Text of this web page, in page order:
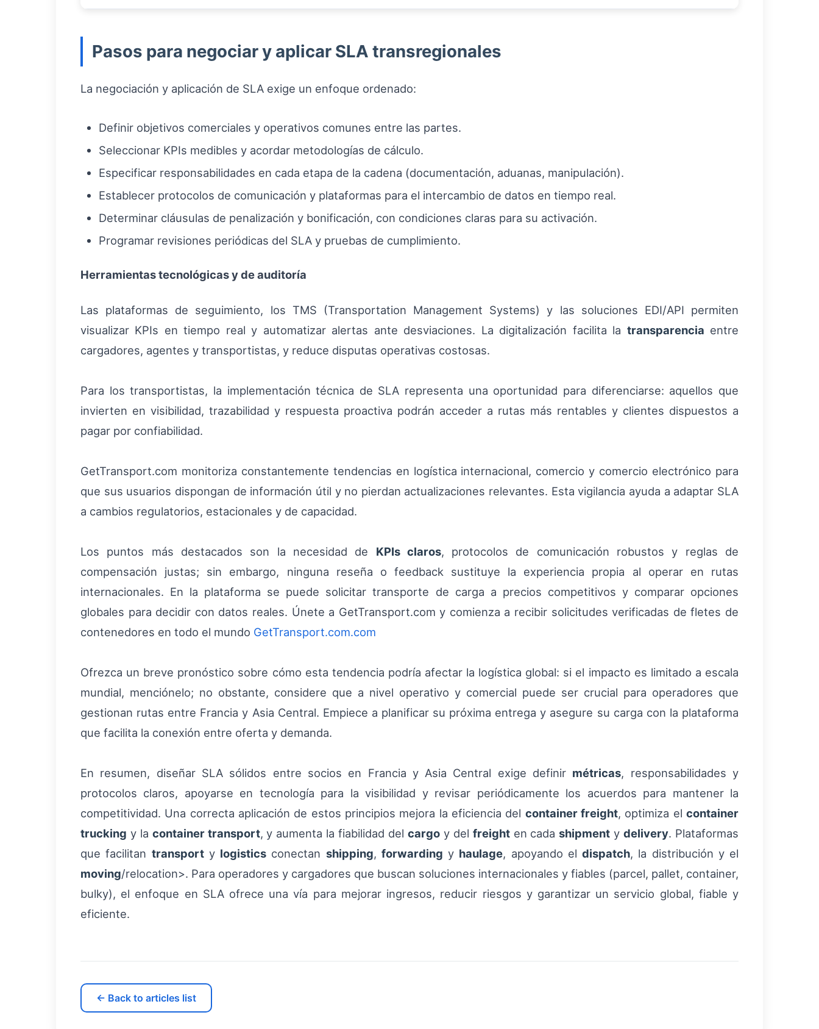
Pasos para negociar y aplicar SLA transregionales
La negociación y aplicación de SLA exige un enfoque ordenado:
Definir objetivos comerciales y operativos comunes entre las partes.
Seleccionar KPIs medibles y acordar metodologías de cálculo.
Especificar responsabilidades en cada etapa de la cadena (documentación, aduanas, manipulación).
Establecer protocolos de comunicación y plataformas para el intercambio de datos en tiempo real.
Determinar cláusulas de penalización y bonificación, con condiciones claras para su activación.
Programar revisiones periódicas del SLA y pruebas de cumplimiento.
Herramientas tecnológicas y de auditoría
Las plataformas de seguimiento, los TMS (Transportation Management Systems) y las soluciones EDI/API permiten
visualizar KPIs en tiempo real y automatizar alertas ante desviaciones. La digitalización facilita la transparencia entre
cargadores, agentes y transportistas, y reduce disputas operativas costosas.
Para los transportistas, la implementación técnica de SLA representa una oportunidad para diferenciarse: aquellos que
invierten en visibilidad, trazabilidad y respuesta proactiva podrán acceder a rutas más rentables y clientes dispuestos a
pagar por confiabilidad.
GetTransport.com monitoriza constantemente tendencias en logística internacional, comercio y comercio electrónico para
que sus usuarios dispongan de información útil y no pierdan actualizaciones relevantes. Esta vigilancia ayuda a adaptar SLA
a cambios regulatorios, estacionales y de capacidad.
Los puntos más destacados son la necesidad de KPIs claros, protocolos de comunicación robustos y reglas de
compensación justas; sin embargo, ninguna reseña o feedback sustituye la experiencia propia al operar en rutas
internacionales. En la plataforma se puede solicitar transporte de carga a precios competitivos y comparar opciones
globales para decidir con datos reales. Únete a GetTransport.com y comienza a recibir solicitudes verificadas de fletes de
contenedores en todo el mundo GetTransport.com.com
Ofrezca un breve pronóstico sobre cómo esta tendencia podría afectar la logística global: si el impacto es limitado a escala
mundial, menciónelo; no obstante, considere que a nivel operativo y comercial puede ser crucial para operadores que
gestionan rutas entre Francia y Asia Central. Empiece a planificar su próxima entrega y asegure su carga con la plataforma
que facilita la conexión entre oferta y demanda.
En resumen, diseñar SLA sólidos entre socios en Francia y Asia Central exige definir métricas, responsabilidades y
protocolos claros, apoyarse en tecnología para la visibilidad y revisar periódicamente los acuerdos para mantener la
competitividad. Una correcta aplicación de estos principios mejora la eficiencia del container freight, optimiza elcontainer
trucking y la container transport, y aumenta la fiabilidad del cargoy del freighten cadashipment ydelivery. Plataformas
que facilitan transporty logistics conectan shipping, forwarding y haulage, apoyando el dispatch, la distribución y el
moving/relocation>. Para operadores y cargadores que buscan soluciones internacionales y fiables (parcel, pallet, container,
bulky), el enfoque en SLA ofrece una vía para mejorar ingresos, reducir riesgos y garantizar un servicio global, fiable y
eficiente.
← Back to articles list